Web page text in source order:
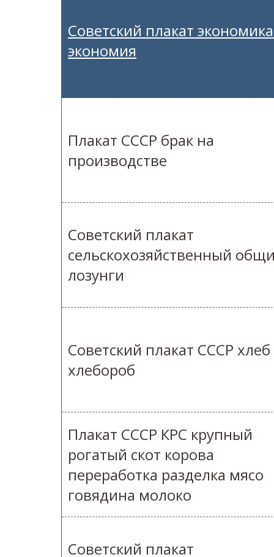
Советский плакат
экономия
Плакат СССР брак на
производстве
Советский плакат
сельскохозяйственный
лозунги
Советский плакат СССР хлеб
хлебороб
Плакат СССР КРС крупный
рогатый скот корова
переработка разделка мясо
говядина молоко
Советский плакат